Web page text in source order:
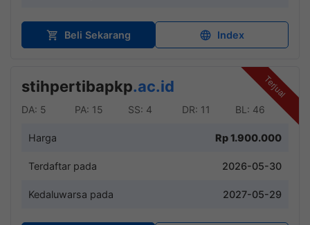
Beli Sekarang Index
Terjual
stihpertibapkp.ac.id
DA: 5 PA: 15 SS: 4 DR: 11 BL: 46
Harga Rp 1.900.000
Terdaftar pada 2026-05-30
Kedaluwarsa pada 2027-05-29